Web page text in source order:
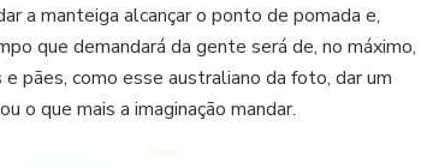
a manteiga alcançar o ponto de pomada e,
que demandará da gente será de, no máximo,
pães, como esse australiano da foto, dar um
o que mais a imaginação mandar.